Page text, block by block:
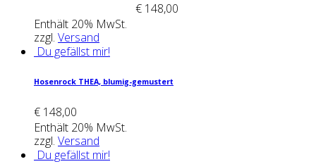
€ 148,00
Enthält 20% MwSt.
zzgl. Versand
Du gefällst mir!
Hosen­rock THEA, blu­mig-gemus­tert
€ 148,00
Enthält 20% MwSt.
zzgl. Versand
Du gefällst mir!